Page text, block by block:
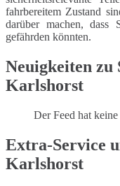
fahrbereitem Zustand
darüber machen, dass
gefährden könnten.
Neuigkeiten zu
Karlshorst
Der Feed hat
Extra-Service
Karlshorst